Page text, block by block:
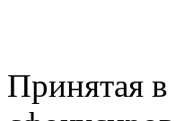
Принятая в